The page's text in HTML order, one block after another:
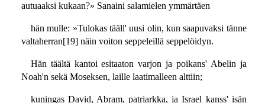
autuaaksi kukaan?» Sanaini salamielen ymmärtäen
hän mulle: »Tulokas tääll' uusi olin, kun saapuvaksi tänne
valtaherran[19] näin voiton seppeleillä seppelöidyn.
Hän täältä kantoi esitaaton varjon ja poikans' Abelin ja
Noah'n sekä Moseksen, laille laatimalleen alttiin;
kuningas David, Abram, patriarkka, ja Israel kanss' isän